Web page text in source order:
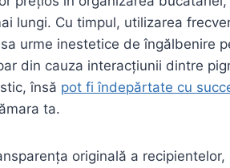
lungi. Cu timpul, utilizarea
urme inestetice de îngălbenire
din cauza interacțiunii dintre
însă pot fi îndepărtate cu
ta.
originală a recipientelor,